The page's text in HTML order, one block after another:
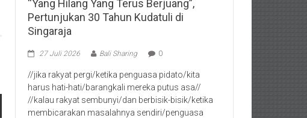
“Yang Hilang Yang Terus Berjuang”,
Pertunjukan 30 Tahun Kudatuli di
Singaraja
27 Juli 2026 Bali Sharing 0
//jika rakyat pergi/ketika penguasa pidato/kita
harus hati-hati/barangkali mereka putus asa//
//kalau rakyat sembunyi/dan berbisik-bisik/ketika
membicarakan masalahnya sendiri/penguasa